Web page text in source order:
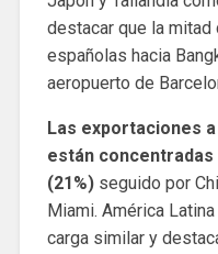
destacar que la
españolas hacia
aeropuerto de
Las exportaciones
están concentradas
(21%)seguido por
Miami. América
carga similar y